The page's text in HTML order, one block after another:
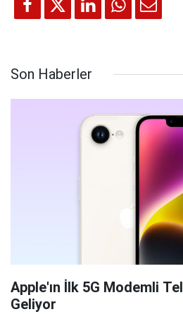
Son Haberler
Apple'ın İlk 5G Modemli
Geliyor